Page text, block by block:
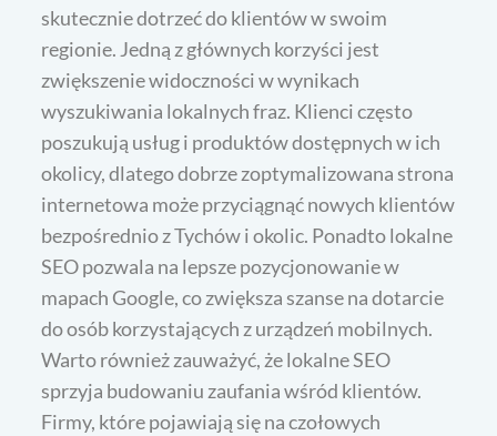
skutecznie dotrzeć do klientów w swoim
regionie. Jedną z głównych korzyści jest
zwiększenie widoczności w wynikach
wyszukiwania lokalnych fraz. Klienci często
poszukują usług i produktów dostępnych w ich
okolicy, dlatego dobrze zoptymalizowana strona
internetowa może przyciągnąć nowych klientów
bezpośrednio z Tychów i okolic. Ponadto lokalne
SEO pozwala na lepsze pozycjonowanie w
mapach Google, co zwiększa szanse na dotarcie
do osób korzystających z urządzeń mobilnych.
Warto również zauważyć, że lokalne SEO
sprzyja budowaniu zaufania wśród klientów.
Firmy, które pojawiają się na czołowych